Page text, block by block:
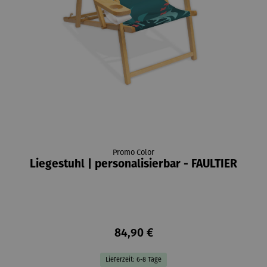
Promo Color
Liegestuhl | personalisierbar - FAULTIER
84,90 €
Lieferzeit: 6-8 Tage